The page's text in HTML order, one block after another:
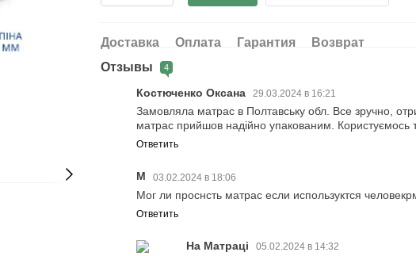
Доставка Оплата Гарантия
Возврат
Отзывы
4
Костюченко Оксана 29.03.2024 в 16:21
Замовляла матрас в Полтавську обл. Все зручно,
матрас прийшов надійно упакованим. Користуємось
Ответить
М 03.02.2024 в 18:06
Мог ли проснсть матрас если используктся
Ответить
На Матраці 05.02.2024 в 14:32